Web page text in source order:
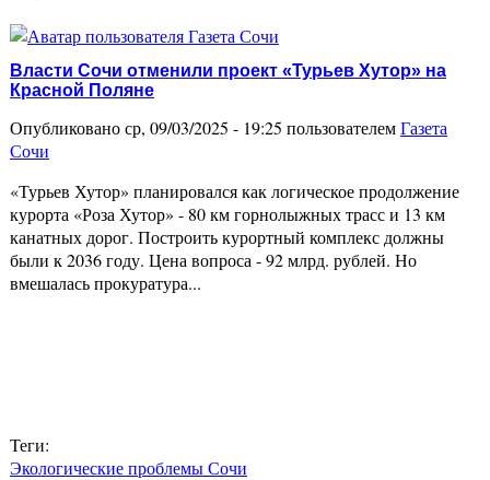
Власти Сочи отменили проект «Турьев Хутор» на
Красной Поляне
Опубликовано ср, 09/03/2025 - 19:25 пользователемГазета
Сочи
«Турьев Хутор» планировался как логическое продолжение
курорта «Роза Хутор» - 80 км горнолыжных трасс и 13 км
канатных дорог. Построить курортный комплекс должны
были к 2036 году. Цена вопроса - 92 млрд. рублей. Но
вмешалась прокуратура...
Теги:
Экологические проблемы Сочи